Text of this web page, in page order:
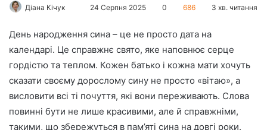
Діана Кічук
n
d
a
n
e
m
24 Серпня 2025 0 686 3 хв. читання
День народження сина – це не просто дата на
календарі. Це справжнє свято, яке наповнює серце
гордістю та теплом. Кожен батько і кожна мати хочуть
сказати своєму дорослому сину не просто «вітаю», а
висловити всі ті почуття, які вони переживають. Слова
повинні бути не лише красивими, але й справжніми,
такими, що збережуться в пам’яті сина на довгі роки.